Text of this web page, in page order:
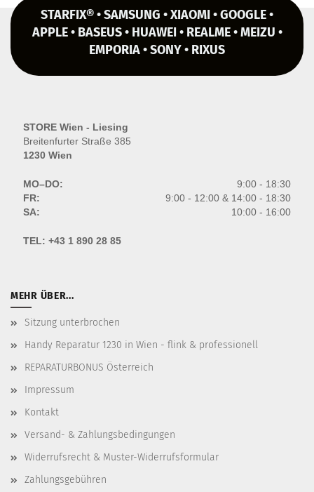
STARFIX® • SAMSUNG • XIAOMI • GOOGLE •
APPLE • BASEUS • HUAWEI • REALME • MEIZU •
EMPORIA • SONY • RIXUS
STORE Wien - Liesing
Breitenfurter Straße 385
1230 Wien
MO–DO:
9:00 - 18:30
FR:
9:00 - 12:00 & 14:00 - 18:30
SA:
10:00 - 16:00
TEL: +43 1 890 28 85
MEHR ÜBER...
Sitzung unterbrochen
Handy Reparatur 1230 in Wien - flink & professionell
REPARATURBONUS Österreich
Impressum
Kontakt
Versand- & Zahlungsbedingungen
Widerrufsrecht & Muster-Widerrufsformular
Zahlungsgebühren